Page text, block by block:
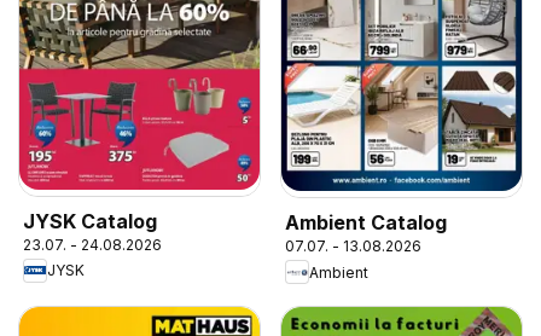
JYSK Catalog
23.07. - 24.08.2026
JYSK
Ambient Catalog
07.07. - 13.08.2026
Ambient